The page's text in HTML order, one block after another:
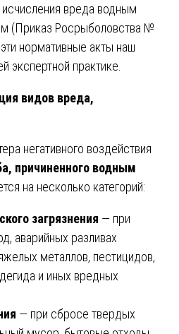
вреда водным
(Приказ Росрыболовства №
нормативные акты наш
экспертной практике.
видов вреда,
негативного воздействия
причиненного водным
на несколько категорий:
загрязнения — при
аварийных разливах
металлов, пестицидов,
и иных вредных
— при сбросе твердых